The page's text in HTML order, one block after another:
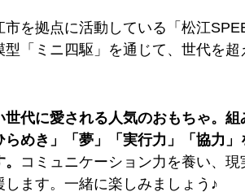
市を拠点に活動している「松江
型「ミニ四駆」を通じて、世代を超
世代に愛される人気のおもちゃ。組
らめき」「夢」「実行力」「協力」
コミュニケーション力を養い、現
します。一緒に楽しみましょう♪